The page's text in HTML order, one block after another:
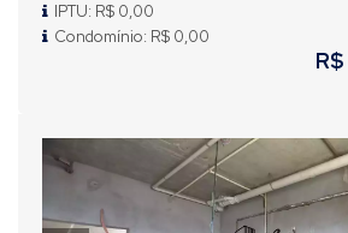
IPTU: R$ 0,00
Condomínio: R$ 0,00
Previous